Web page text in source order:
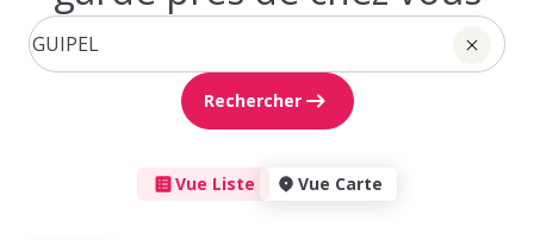
Rechercher
Vue Liste Vue Carte